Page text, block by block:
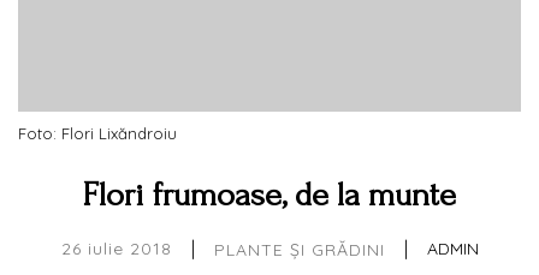
Foto: Flori Lixăndroiu
Flori frumoase, de la munte
26 iulie 2018 | PLANTE ȘI GRĂDINI | ADMIN